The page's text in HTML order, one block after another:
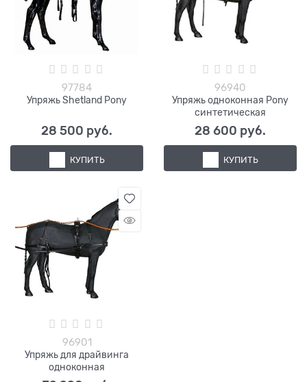
97784
Упряжь Shetland Pony
28 500 руб.
КУПИТЬ
96940
Упряжь одноконная Pony
синтетическая
28 600 руб.
КУПИТЬ
96901
Упряжь для драйвинга
одноконная